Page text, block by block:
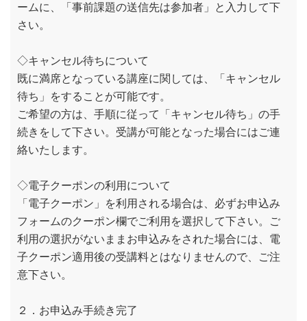
ームに、「事前課題の送信先は参加者」と入力して下
さい。
◇キャンセル待ちについて
既に満席となっている講座に関しては、「キャンセル
待ち」をすることが可能です。
ご希望の方は、手順に従って「キャンセル待ち」の手
続きをして下さい。受講が可能となった場合にはご連
絡いたします。
◇電子クーポンの利用について
「電子クーポン」を利用される場合は、必ずお申込み
フォームのクーポン欄でご利用を選択して下さい。ご
利用の選択がないままお申込みをされた場合には、電
子クーポン適用後の受講料とはなりませんので、ご注
意下さい。
２．お申込み手続き完了